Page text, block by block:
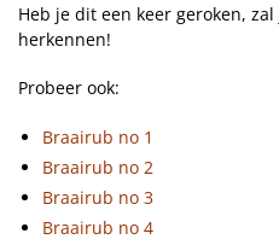
Heb je dit een keer geroken,
herkennen!
Probeer ook:
Braairub no 1
Braairub no 2
Braairub no 3
Braairub no 4